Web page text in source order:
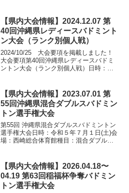
詳細は要項をご確認ください参加費：１
チーム ...
【県内大会情報】2024.12.07 第
40回沖縄県レディースバドミント
ン大会（ランク別個人戦）
2024/10/25 大会要項を掲載しました！
大会要項第40回沖縄県レディースバドミ
ントン大会（ランク別個人戦）日時：令
（A〜Dランク）※詳細は要項をご確認く
ださい参...
【県内大会情報】2023.07.01 第
55回沖縄県混合ダブルスバドミン
トン選手権大会
第55回 沖縄県混合ダブルスバドミントン
選手権大会日時：令和５年７月１日(土)会
場：西崎総合体育館種目：混合ダブルス
高校生...３０００円 中学生...２
００...
【県内大会情報】2026.04.18〜
04.19 第63回稲福杯争奪バドミン
トン選手権大会